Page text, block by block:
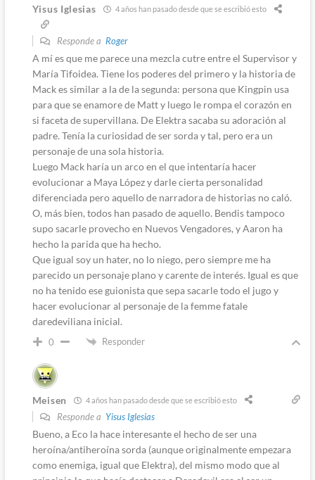
Yisus Iglesias 4 años han pasado desde que se escribió esto
Responde a Roger
A mí es que me parece una mezcla cutre entre el Supervisor y
María Tifoidea. Tiene los poderes del primero y la historia de
Mack es similar a la de la segunda: persona que Kingpin usa
para que se enamore de Matt y luego le rompa el corazón en
si faceta de supervillana. De Elektra sacaba su adoración al
padre. Tenía la curiosidad de ser sorda y tal, pero era un
personaje de una sola historia.
Luego Mack haría un arco en el que intentaría hacer
evolucionar a Maya López y darle cierta personalidad
diferenciada pero aquello de narradora de historias no caló.
O, más bien, todos han pasado de aquello. Bendis tampoco
supo sacarle provecho en Nuevos Vengadores, y Aaron ha
hecho la parida que ha hecho.
Que igual soy un hater, no lo niego, pero siempre me ha
parecido un personaje plano y carente de interés. Igual es que
no ha tenido ese guionista que sepa sacarle todo el jugo y
hacer evolucionar al personaje de la femme fatale
daredeviliana inicial.
0 Responder
Meisen 4 años han pasado desde que se escribió esto
Responde a Yisus Iglesias
Bueno, a Eco la hace interesante el hecho de ser una
heroína/antiheroína sorda (aunque originalmente empezara
como enemiga, igual que Elektra), del mismo modo que al